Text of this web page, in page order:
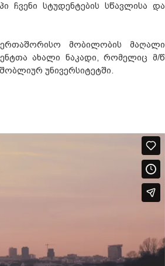
ჩვენი სტუდენტების სწავლისა და
მობილობის მაღალი
ახალი ნაკადი, რომელიც მ/წ
უნივერსიტეტში.